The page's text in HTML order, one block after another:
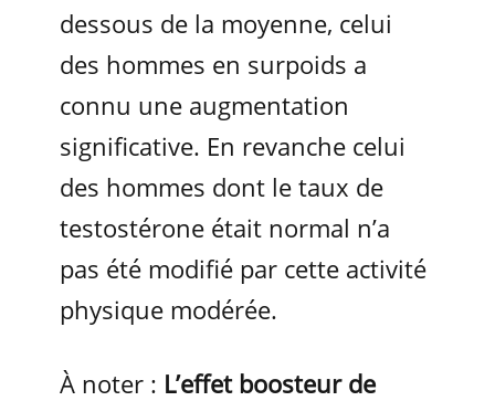
dessous de la moyenne, celui
des hommes en surpoids a
connu une augmentation
significative. En revanche celui
des hommes dont le taux de
testostérone était normal n’a
pas été modifié par cette activité
physique modérée.
À noter : L’effet boosteur de